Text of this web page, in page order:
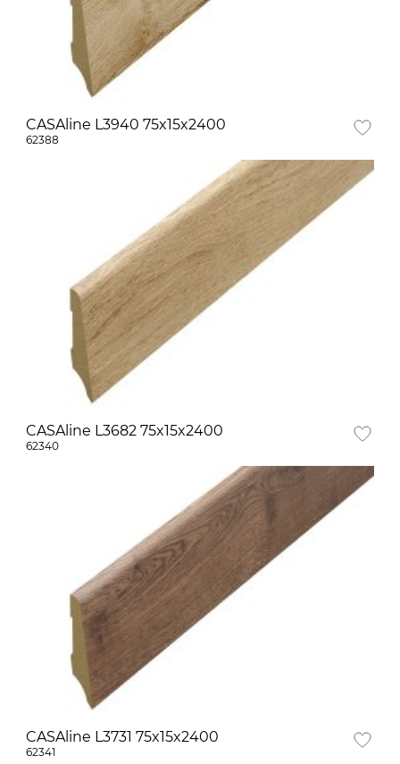
CASAline L3940 75x15x2400
62388
CASAline L3682 75x15x2400
62340
CASAline L3731 75x15x2400
62341